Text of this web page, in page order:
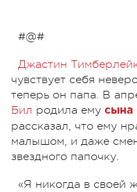
#@#
Джастин
чувствует себя
теперь он папа. В
Бил родила ему сына
рассказал, что ему
малышом, и даже
звездного папочку.
«Я никогда в своей